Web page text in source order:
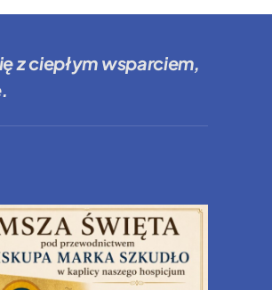
z ciepłym wsparciem,